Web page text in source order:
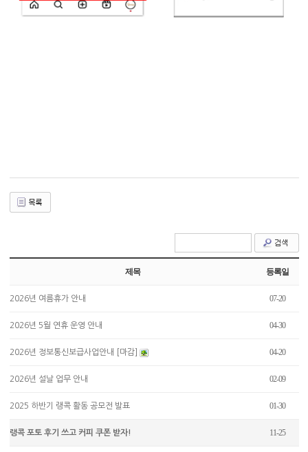
제목 등록일
2026년 여름휴가 안내 07-20
2026년 5월 연휴 운영 안내 04-30
2026년 정보통신보급사업안내 [마감] 04-20
2026년 설날 업무 안내 02-09
2025 하반기 랭콕 활동 공모전 발표 01-30
랭콕 포토 후기 쓰고 커피 쿠폰 받자! 11-25